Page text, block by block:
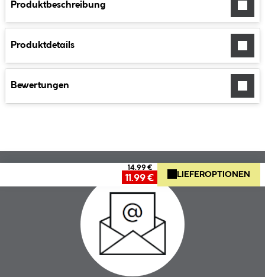
Produktbeschreibung
Produktdetails
Bewertungen
14.99 €
11.99 € LIEFEROPTIONEN